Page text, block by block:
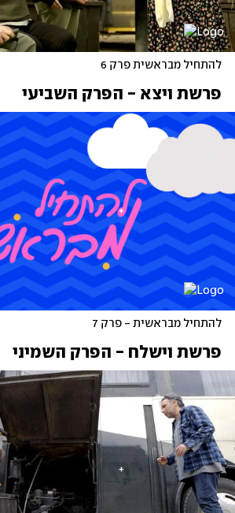
להתחיל מבראשית פרק 6
פרשת ויצא - הפרק השביעי
להתחיל מבראשית - פרק 7
פרשת וישלח - הפרק השמיני